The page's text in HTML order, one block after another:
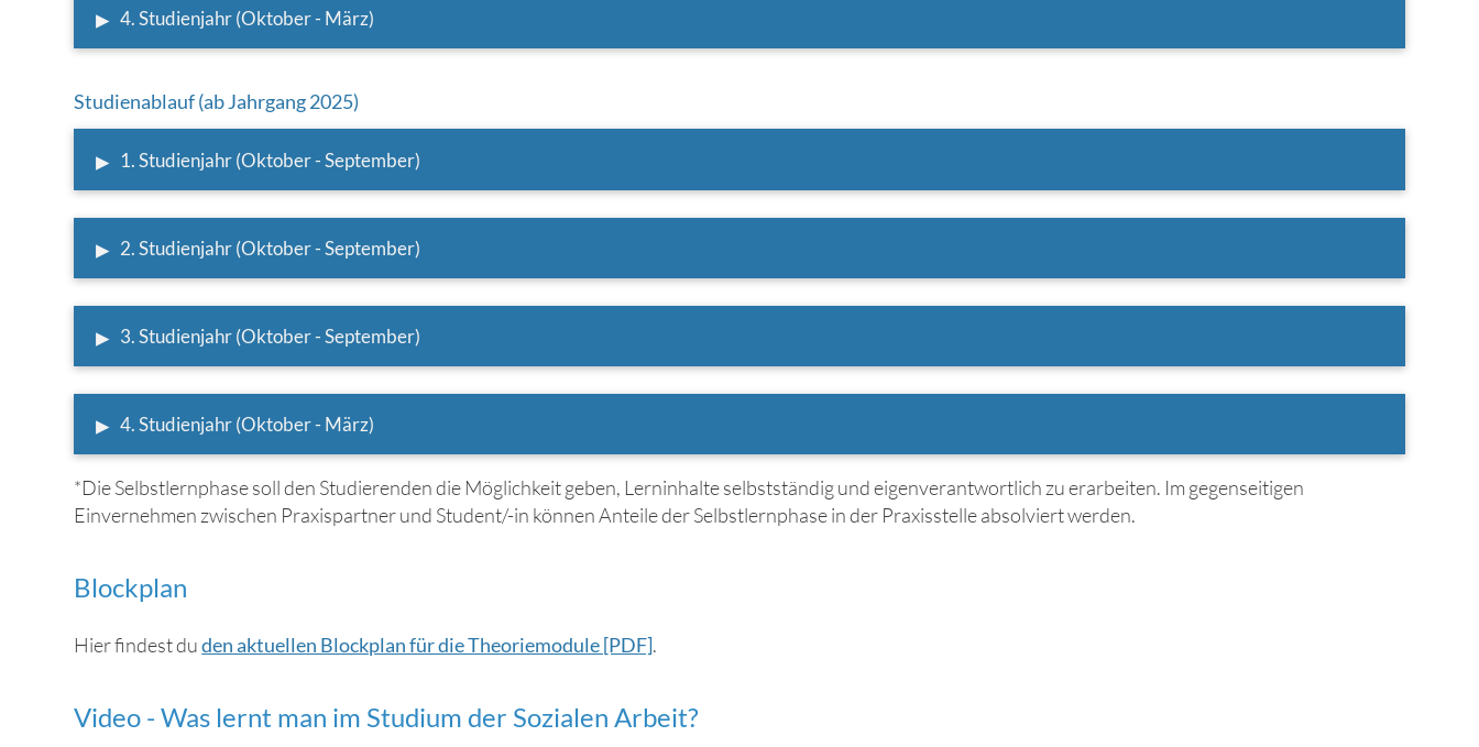
▸ 4. Studienjahr (Oktober - März)
Studienablauf (ab Jahrgang 2025)
▸ 1. Studienjahr (Oktober - September)
▸ 2. Studienjahr (Oktober - September)
▸ 3. Studienjahr (Oktober - September)
▸ 4. Studienjahr (Oktober - März)
*Die Selbstlernphase soll den Studierenden die Möglichkeit geben, Lerninhalte selbstständig und eigenverantwortlich zu erarbeiten. Im gegenseitigen
Einvernehmen zwischen Praxispartner und Student/-in können Anteile der Selbstlernphase in der Praxisstelle absolviert werden.
Blockplan
Hier findest duden aktuellen Blockplan für die Theoriemodule [PDF].
Video - Was lernt man im Studium der Sozialen Arbeit?